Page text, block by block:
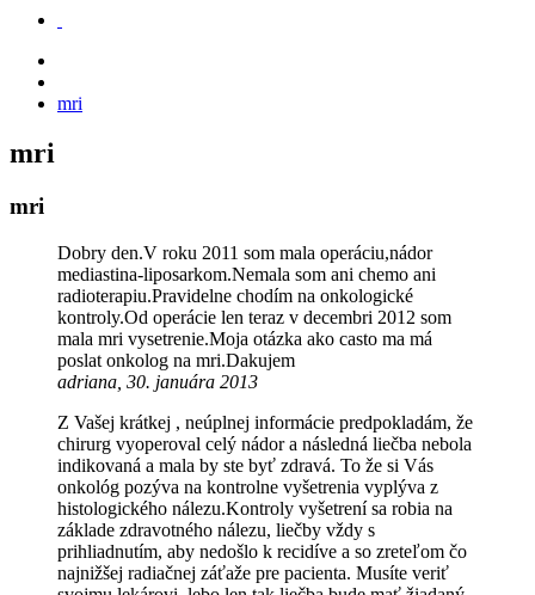
mri
mri
mri
Dobry den.V roku 2011 som mala operáciu,nádor
mediastina-liposarkom.Nemala som ani chemo ani
radioterapiu.Pravidelne chodím na onkologické
kontroly.Od operácie len teraz v decembri 2012 som
mala mri vysetrenie.Moja otázka ako casto ma má
poslat onkolog na mri.Dakujem
adriana, 30. januára 2013
Z Vašej krátkej , neúplnej informácie predpokladám, že
chirurg vyoperoval celý nádor a následná liečba nebola
indikovaná a mala by ste byť zdravá. To že si Vás
onkológ pozýva na kontrolne vyšetrenia vyplýva z
histologického nálezu.Kontroly vyšetrení sa robia na
základe zdravotného nálezu, liečby vždy s
prihliadnutím, aby nedošlo k recidíve a so zreteľom čo
najnižšej radiačnej záťaže pre pacienta. Musíte veriť